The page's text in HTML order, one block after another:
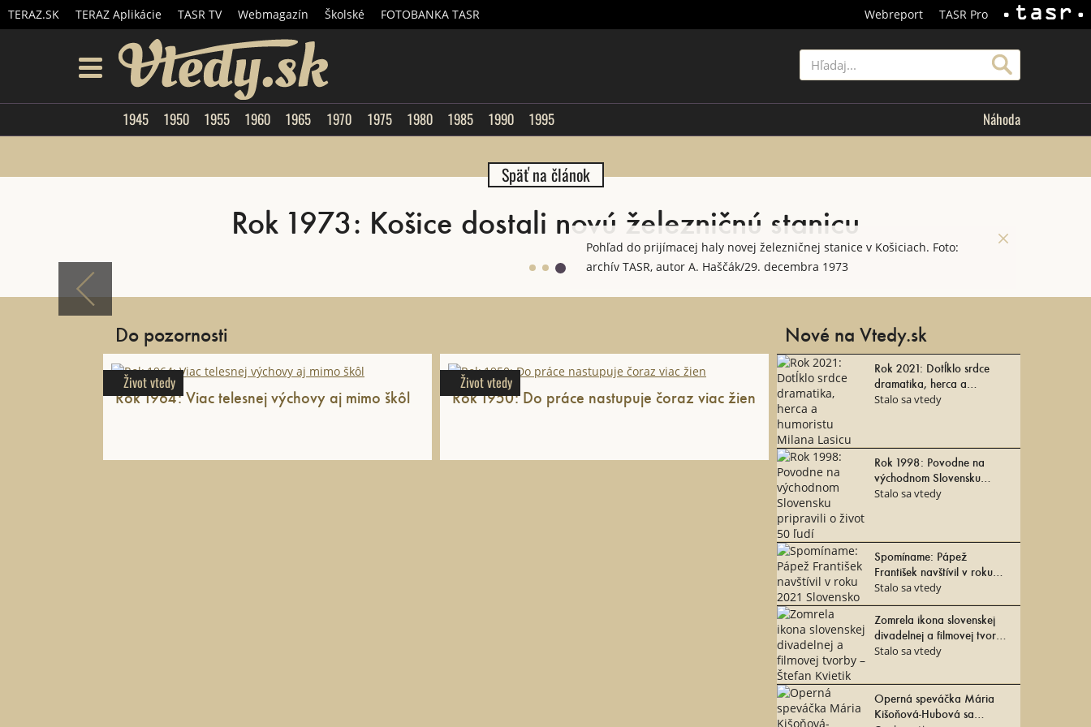
TERAZ.SK TERAZ Aplikácie TASR TV Webmagazín Školské FOTOBANKA TASR Webreport
TASR Pro
1945 1950 1955 1960 1965 1970 1975 1980 1985 1990 1995 Náhoda
Späť na článok
Rok 1973: Košice dostali novú železničnú stanicu
Pohľad do prijímacej haly novej železničnej stanice v Košiciach. Foto:
archív TASR, autor A. Haščák/29. decembra 1973
Do pozornosti
Život vtedy
Rok 1964: Viac telesnej výchovy aj mimo škôl
Život vtedy
Rok 1950: Do práce nastupuje čoraz viac žien
Nové na Vtedy.sk
Rok 2021: Dotĺklo srdce
dramatika, herca a
humoristu Milana Lasicu
Stalo sa vtedy
Rok 1998: Povodne na
východnom Slovensku
pripravili o život 50 ľudí
Stalo sa vtedy
Spomíname: Pápež
František navštívil v roku
2021 Slovensko
Stalo sa vtedy
Zomrela ikona slovenskej
divadelnej a filmovej tvorby
– Štefan Kvietik
Stalo sa vtedy
Operná speváčka Mária
Kišoňová-Hubová sa